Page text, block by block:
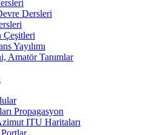
Dersleri
Çeşitleri
Yayılımı
Amatör Tanımlar
Propagasyon
ITU Haritaları